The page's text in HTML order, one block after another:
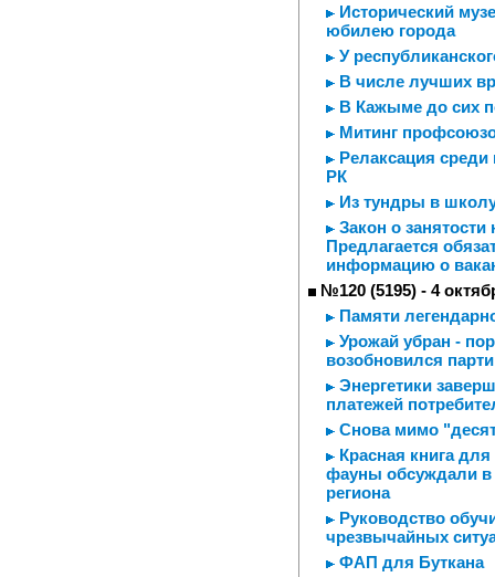
Исторический
юбилею города
У
В числе лучших
В Кажыме до сих
Митинг
Релаксация среди
РК
Из тундры в
Закон о
Предлагается
информацию о
№120 (5195) - 4
Памяти
Урожай убран -
возобновился
Энергетики
платежей
Снова мимо
Красная книга
фауны обсуждали в
региона
Руководство
чрезвычайных
ФАП для Буткана